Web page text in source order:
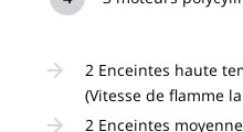
2 Enceintes haute
(Vitesse de flamme
2 Enceintes